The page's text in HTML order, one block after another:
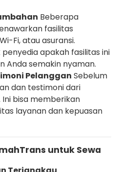
Beberapa
fasilitas
Fi, atau asuransi.
apakah fasilitas ini
Anda semakin nyaman.
Pelanggan Sebelum
dan testimoni dari
bisa memberikan
layanan dan kepuasan
untuk Sewa